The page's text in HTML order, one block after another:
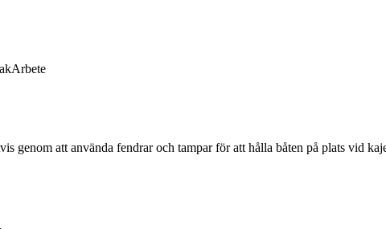
Arbete
genom att använda fendrar och tampar för att hålla båten på plats vid